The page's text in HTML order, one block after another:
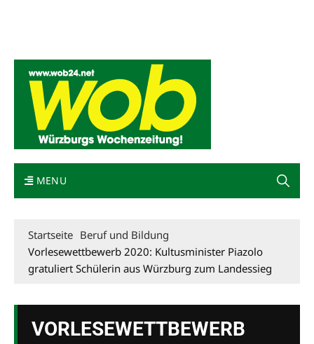
MENU
Startseite Beruf und Bildung
Vorlesewettbewerb 2020: Kultusminister Piazolo
gratuliert Schülerin aus Würzburg zum Landessieg
VORLESEWETTBEWERB